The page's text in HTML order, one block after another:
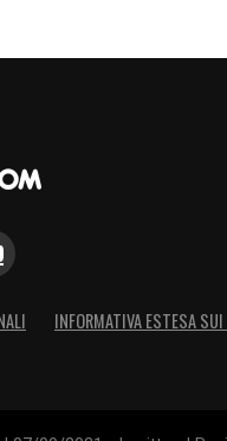
INFORMATIVA ESTESA